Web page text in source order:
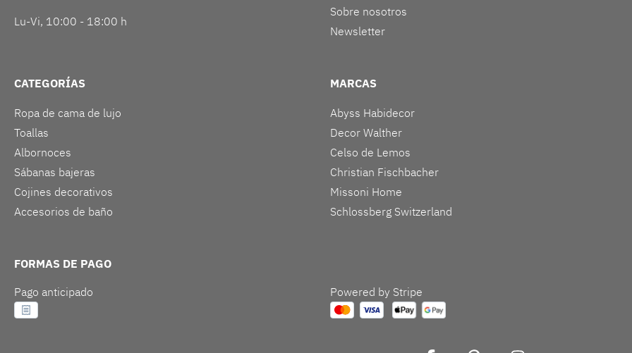
Lu-Vi, 10:00 - 18:00 h
Sobre nosotros
Newsletter
CATEGORÍAS
Ropa de cama de lujo
Toallas
Albornoces
Sábanas bajeras
Cojines decorativos
Accesorios de baño
MARCAS
Abyss Habidecor
Decor Walther
Celso de Lemos
Christian Fischbacher
Missoni Home
Schlossberg Switzerland
FORMAS DE PAGO
Pago anticipado
Powered by Stripe